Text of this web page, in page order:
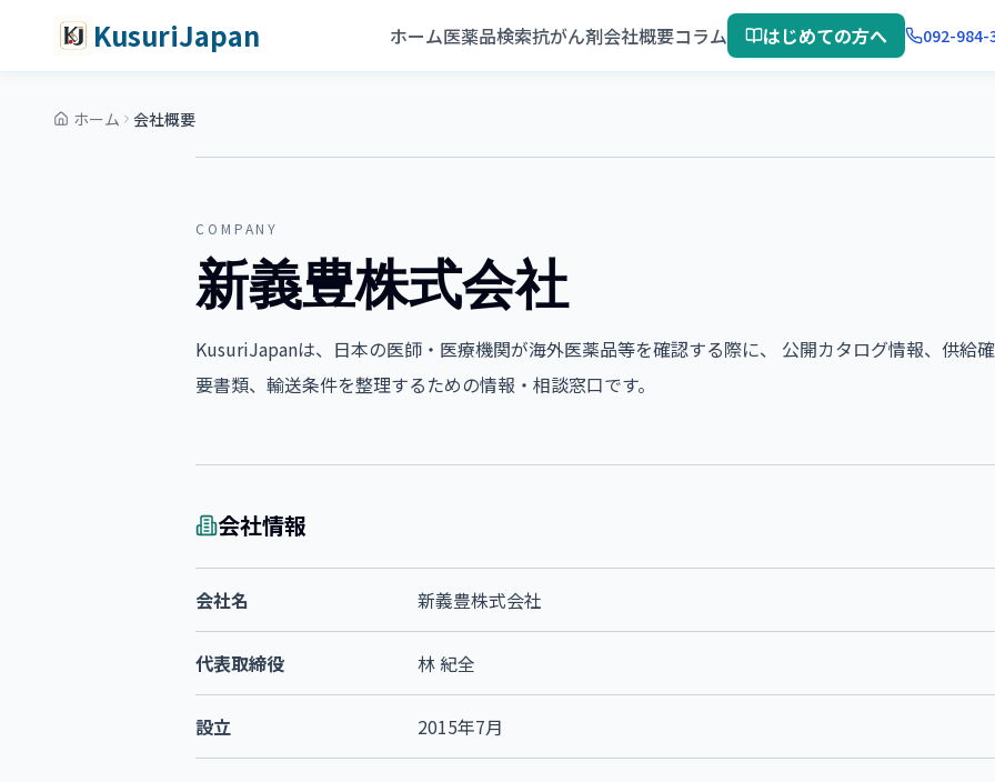
KusuriJapan ホーム医薬品検索抗がん剤会社概要コラム はじめての方へ 092-984-
ホーム 会社概要
COMPANY
新義豊株式会社
KusuriJapanは、日本の医師・医療機関が海外医薬品等を確認する際に、 公開カタログ情報、供給
要書類、輸送条件を整理するための情報・相談窓口です。
会社情報
会社名 新義豊株式会社
代表取締役 林 紀全
設立 2015年7月